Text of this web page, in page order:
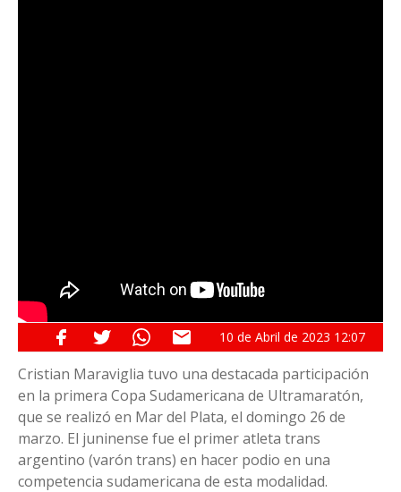
10 de Abril de 2023 12:07
Cristian Maraviglia tuvo una destacada participación
en la primera Copa Sudamericana de Ultramaratón,
que se realizó en Mar del Plata, el domingo 26 de
marzo. El juninense fue el primer atleta trans
argentino (varón trans) en hacer podio en una
competencia sudamericana de esta modalidad.